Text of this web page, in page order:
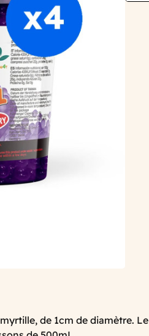
de 1cm de diamètre. Le